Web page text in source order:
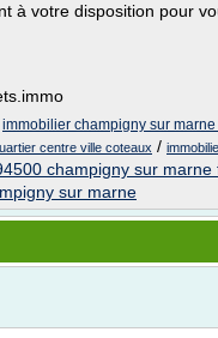
à votre disposition pour
immobilier champigny sur
centre ville coteaux /
champigny sur marne
sur marne